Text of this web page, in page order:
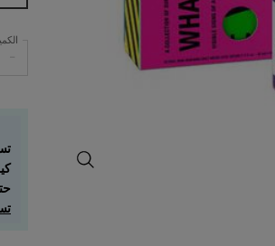
ما هو عمركم حقًا؟